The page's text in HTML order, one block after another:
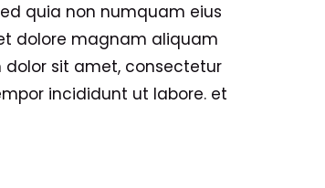
quia non numquam eius
dolore magnam aliquam
sit amet, consectetur
incididunt ut labore. et